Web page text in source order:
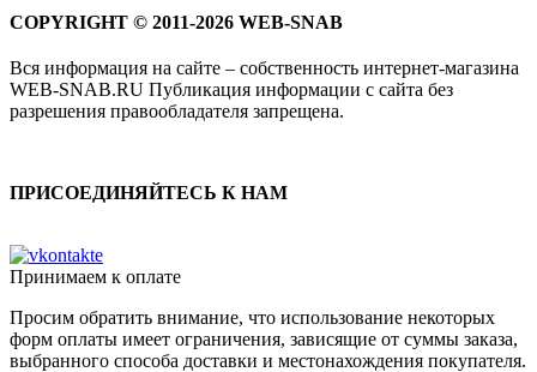
COPYRIGHT © 2011-2026 WEB-SNAB
Вся информация на сайте – собственность интернет-магазина
WEB-SNAB.RU Публикация информации с сайта без
разрешения правообладателя запрещена.
ПРИСОЕДИНЯЙТЕСЬ К НАМ
Принимаем к оплате
Просим обратить внимание, что использование некоторых
форм оплаты имеет ограничения, зависящие от суммы заказа,
выбранного способа доставки и местонахождения покупателя.